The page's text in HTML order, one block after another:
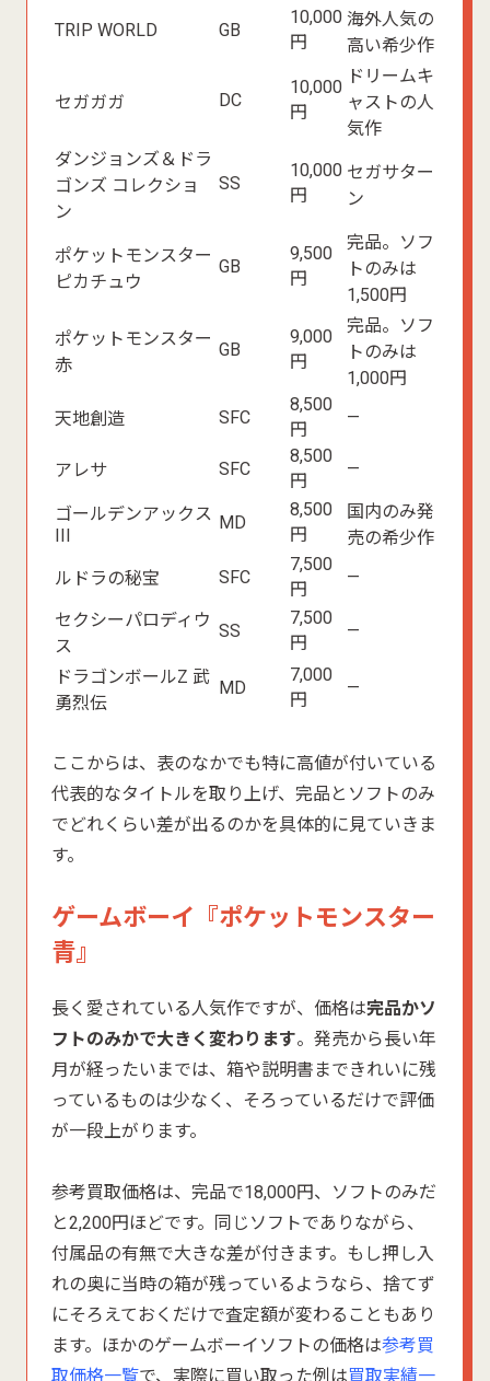
TRIP WORLD GB
10,000
円
海外人気の
高い希少作
セガガガ DC
10,000
円
ドリームキ
ャストの人
気作
ダンジョンズ＆ドラ
ゴンズ コレクショ
ン
SS
10,000
円
セガサター
ン
ポケットモンスター
ピカチュウ
GB
9,500
円
完品。ソフ
トのみは
1,500円
ポケットモンスター
赤
GB
9,000
円
完品。ソフ
トのみは
1,000円
天地創造
SFC
8,500
円
—
アレサ SFC
8,500
円
—
ゴールデンアックス
III
MD
8,500
円
国内のみ発
売の希少作
ルドラの秘宝
SFC
7,500
円
—
セクシーパロディウ
ス
SS
7,500
円
—
ドラゴンボールZ 武
勇烈伝
MD
7,000
円
—
ここからは、表のなかでも特に高値が付いている
代表的なタイトルを取り上げ、完品とソフトのみ
でどれくらい差が出るのかを具体的に見ていきま
す。
ゲームボーイ『ポケットモンスター
青』
長く愛されている人気作ですが、価格は完品かソ
フトのみかで大きく変わります。発売から長い年
月が経ったいまでは、箱や説明書まできれいに残
っているものは少なく、そろっているだけで評価
が一段上がります。
参考買取価格は、完品で18,000円、ソフトのみだ
と2,200円ほどです。同じソフトでありながら、
付属品の有無で大きな差が付きます。もし押し入
れの奥に当時の箱が残っているようなら、捨てず
にそろえておくだけで査定額が変わることもあり
ます。ほかのゲームボーイソフトの価格は参考買
取価格一覧で、実際に買い取った例は買取実績一